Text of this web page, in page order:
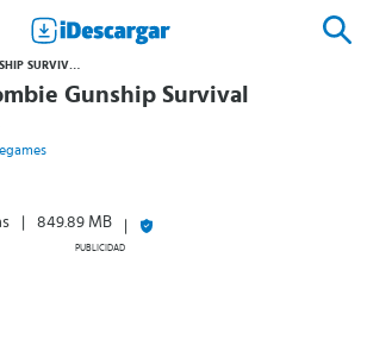
ZOMBIE GUNSHIP SURVIVAL
Gunship Survival
849.89 MB
PUBLICIDAD